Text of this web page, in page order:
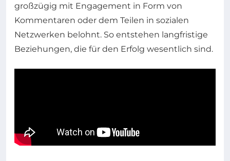
großzügig mit Engagement in Form von
Kommentaren oder dem Teilen in sozialen
Netzwerken belohnt. So entstehen langfristige
Beziehungen, die für den Erfolg wesentlich sind.